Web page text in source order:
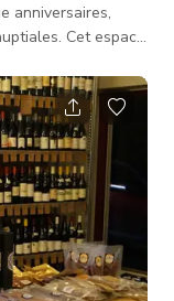
anniversaires,
Cet espace
30 personnes.
nord-
et boissons